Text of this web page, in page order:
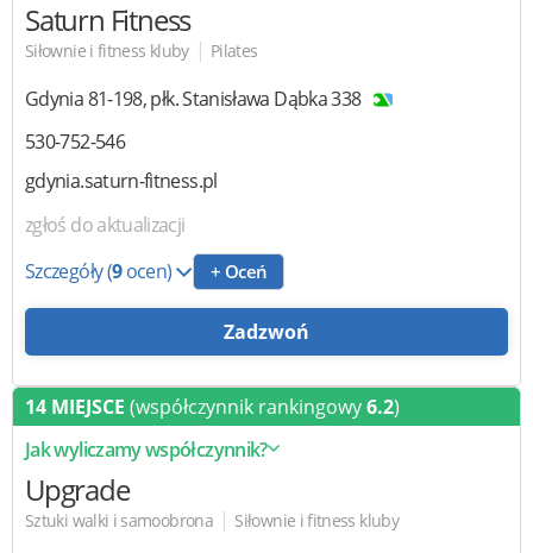
Saturn Fitness
Siłownie i fitness kluby | Pilates
Gdynia81-198,płk. Stanisława Dąbka 338
530-752-546
gdynia.saturn-fitness.pl
zgłoś do aktualizacji
Szczegóły(9ocen) + Oceń
Zadzwoń
14 MIEJSCE (współczynnik rankingowy6.2)
Jak wyliczamy współczynnik?
Upgrade
Sztuki walki i samoobrona | Siłownie i fitness kluby